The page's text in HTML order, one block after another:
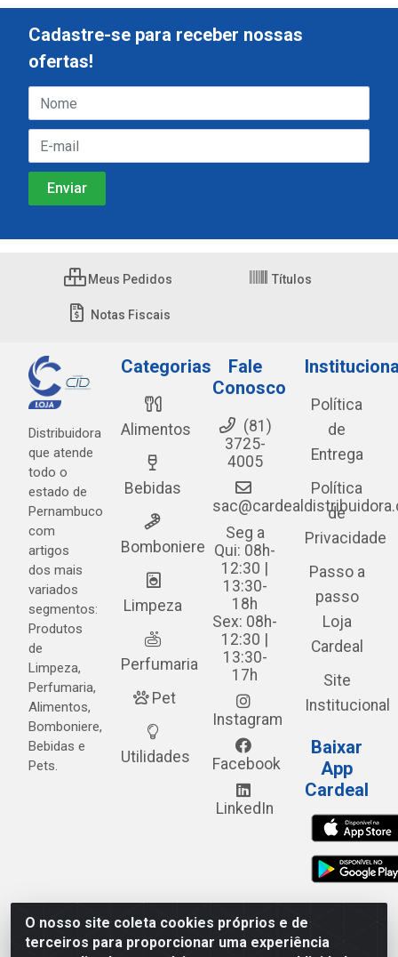
O nosso site coleta cookies próprios e de
terceiros para proporcionar uma experiência
Cadastre-se para receber nossas
ofertas!
Meus Pedidos Títulos
Notas Fiscais
Distribuidora
que atende
todo o
estado de
Pernambuco
com
artigos
dos mais
variados
segmentos:
Produtos
de
Limpeza,
Perfumaria,
Alimentos,
Bomboniere,
Bebidas e
Pets.
Categorias
Alimentos
Bebidas
Bomboniere
Limpeza
Perfumaria
Pet
Utilidades
Fale
Conosco
(81)
3725-
4005
Seg a
Qui: 08h-
12:30 |
13:30-
18h
Sex: 08h-
12:30 |
13:30-
17h
Instagram
Facebook
LinkedIn
Política
de
Entrega
Política
de
Privacidade
Passo a
passo
Loja
Cardeal
Site
Institucional
Baixar
App
Cardeal
Cardeal Distribuidora - Estrada Alto do Moura, 582 - Alto
do Moura - Caruaru/PE - CEP 55.040-120 - CNPJ